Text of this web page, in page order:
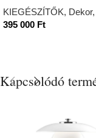
KIEGÉSZÍTŐK, Dekor,
395 000 Ft
Kapcsolódó